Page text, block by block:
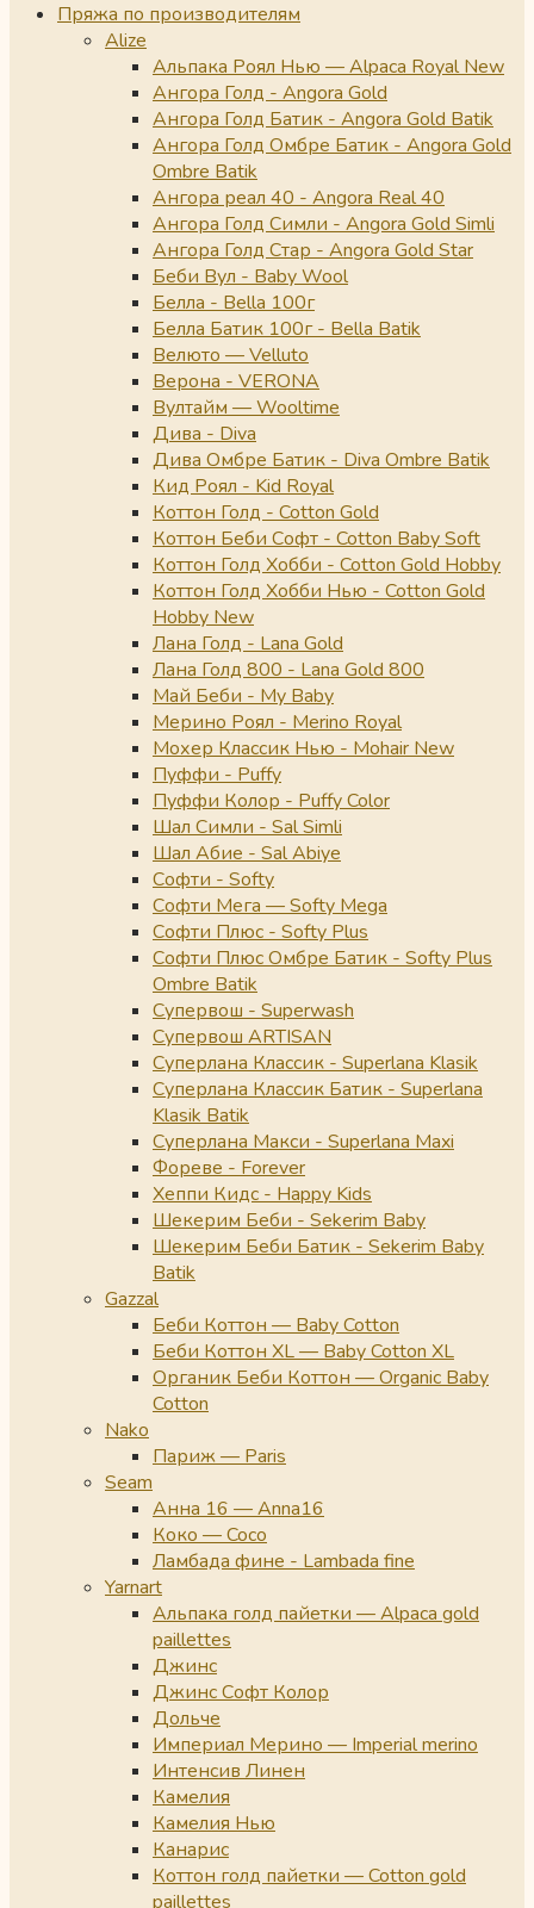
Пряжа по производителям
Alize
Альпака Роял Нью — Alpaca Royal New
Ангора Голд - Angora Gold
Ангора Голд Батик - Angora Gold Batik
Ангора Голд Омбре Батик - Angora Gold
Ombre Batik
Ангора реал 40 - Angora Real 40
Ангора Голд Симли - Angora Gold Simli
Ангора Голд Стар - Angora Gold Star
Беби Вул - Baby Wool
Белла - Bella 100г
Белла Батик 100г - Bella Batik
Велюто — Velluto
Верона - VERONA
Вултайм — Wooltime
Дива - Diva
Дива Омбре Батик - Diva Ombre Batik
Кид Роял - Kid Royal
Коттон Голд - Cotton Gold
Коттон Беби Софт - Cotton Baby Soft
Коттон Голд Хобби - Cotton Gold Hobby
Коттон Голд Хобби Нью - Cotton Gold
Hobby New
Лана Голд - Lana Gold
Лана Голд 800 - Lana Gold 800
Май Беби - My Baby
Мерино Роял - Merino Royal
Мохер Классик Нью - Mohair New
Пуффи - Puffy
Пуффи Колор - Puffy Color
Шал Симли - Sal Simli
Шал Абие - Sal Abiye
Софти - Softy
Софти Мега — Softy Mega
Софти Плюс - Softy Plus
Софти Плюс Омбре Батик - Softy Plus
Ombre Batik
Супервош - Superwash
Супервош ARTISAN
Суперлана Классик - Superlana Klasik
Суперлана Классик Батик - Superlana
Klasik Batik
Суперлана Макси - Superlana Maxi
Фореве - Forever
Хеппи Кидс - Happy Kids
Шекерим Беби - Sekerim Baby
Шекерим Беби Батик - Sekerim Baby
Batik
Gazzal
Беби Коттон — Baby Cotton
Беби Коттон XL — Baby Cotton XL
Органик Беби Коттон — Organic Baby
Cotton
Nako
Париж — Paris
Seam
Анна 16 — Anna16
Коко — Coco
Ламбада фине - Lambada fine
Yarnart
Альпака голд пайетки — Alpaca gold
paillettes
Джинс
Джинс Софт Колор
Дольче
Империал Мерино — Imperial merino
Интенсив Линен
Камелия
Камелия Нью
Канарис
Коттон голд пайетки — Cotton gold
paillettes